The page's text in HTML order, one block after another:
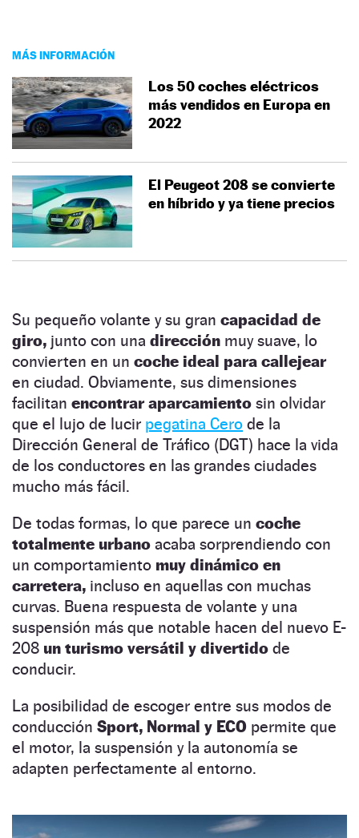
MÁS INFORMACIÓN
Los 50 coches eléctricos
más vendidos en Europa en
2022
El Peugeot 208 se convierte
en híbrido y ya tiene precios
Su pequeño volante y su gran capacidad de
giro, junto con una dirección muy suave, lo
convierten en un coche ideal para callejear
en ciudad. Obviamente, sus dimensiones
facilitan encontrar aparcamiento sin olvidar
que el lujo de lucir pegatina Cero de la
Dirección General de Tráfico (DGT) hace la vida
de los conductores en las grandes ciudades
mucho más fácil.
De todas formas, lo que parece un coche
totalmente urbano acaba sorprendiendo con
un comportamiento muy dinámico en
carretera, incluso en aquellas con muchas
curvas. Buena respuesta de volante y una
suspensión más que notable hacen del nuevo E-
208 un turismo versátil y divertido de
conducir.
La posibilidad de escoger entre sus modos de
conducción Sport, Normal y ECO permite que
el motor, la suspensión y la autonomía se
adapten perfectamente al entorno.